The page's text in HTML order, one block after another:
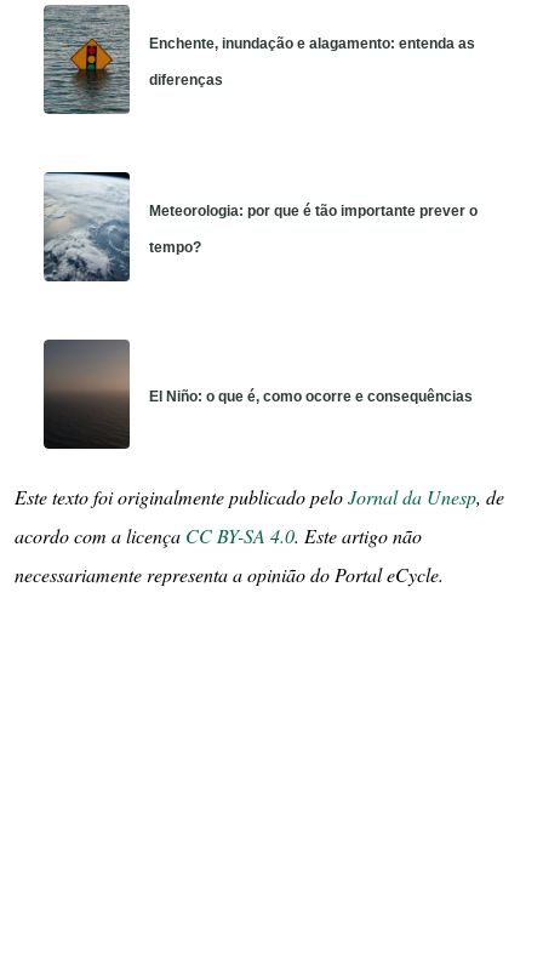
Enchente, inundação e alagamento: entenda as
diferenças
Meteorologia: por que é tão importante prever o
tempo?
El Niño: o que é, como ocorre e consequências
Este texto foi originalmente publicado peloJornal da Unesp, de
acordo com a licença CC BY-SA 4.0. Este artigo não
necessariamente representa a opinião do Portal eCycle.